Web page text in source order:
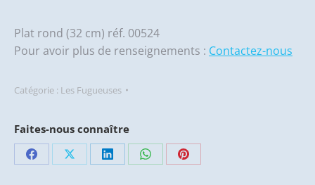
Plat rond (32 cm) réf. 00524
Pour avoir plus de renseignements : Contactez-nous
Catégorie : Les Fugueuses
Faites-nous connaître
PartagerPartagerPartagerPartagerPartager